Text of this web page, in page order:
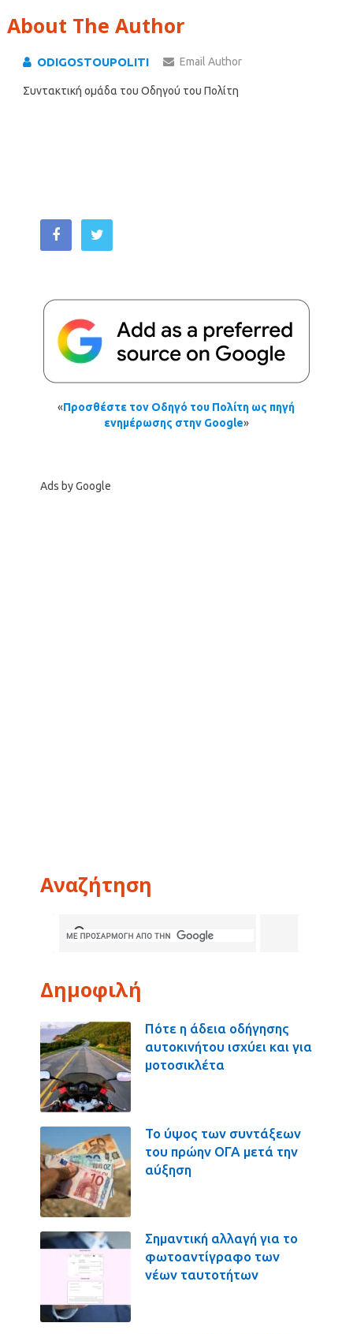
About The Author
ODIGOSTOUPOLITI Email Author
Συντακτική ομάδα του Οδηγού του Πολίτη
«Προσθέστε τον Οδηγό του Πολίτη ως πηγή
ενημέρωσης στην Google»
Ads by Google
Αναζήτηση
Δημοφιλή
Πότε η άδεια οδήγησης
αυτοκινήτου ισχύει και για
μοτοσικλέτα
Το ύψος των συντάξεων
του πρώην ΟΓΑ μετά την
αύξηση
Σημαντική αλλαγή για το
φωτοαντίγραφο των
νέων ταυτοτήτων